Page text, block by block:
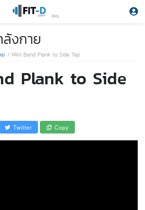
Beta
งกาย
ย Mini Band Plank to Side Tap
Plank to Side
Twitter Copy